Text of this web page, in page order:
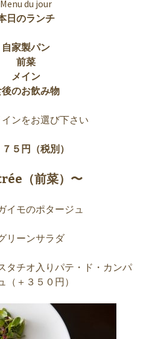
Menu du jour
日のランチ
自家製パン
前菜
メイン
のお飲み物
ンをお選び下さい
７５円（税別）
（前菜）〜
イモのポタージュ
リーンサラダ
タチオ入りパテ・ド・カンパ
（＋３５０円）